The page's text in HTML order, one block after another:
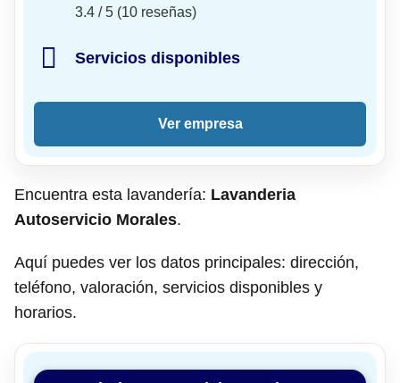
3.4 / 5 (10 reseñas)
Servicios disponibles
Ver empresa
Encuentra esta lavandería: Lavanderia
Autoservicio Morales.
Aquí puedes ver los datos principales: dirección,
teléfono, valoración, servicios disponibles y
horarios.